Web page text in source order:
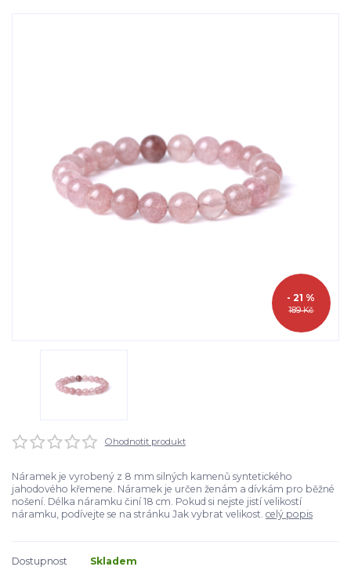
189 Kč
- 21 %
Ohodnotit produkt
Náramek je vyrobený z 8 mm silných kamenů syntetického
jahodového křemene. Náramek je určen ženám a dívkám pro běžné
nošení. Délka náramku činí 18 cm. Pokud si nejste jistí velikostí
náramku, podívejte se na stránku Jak vybrat velikost. celý popis
Dostupnost Skladem